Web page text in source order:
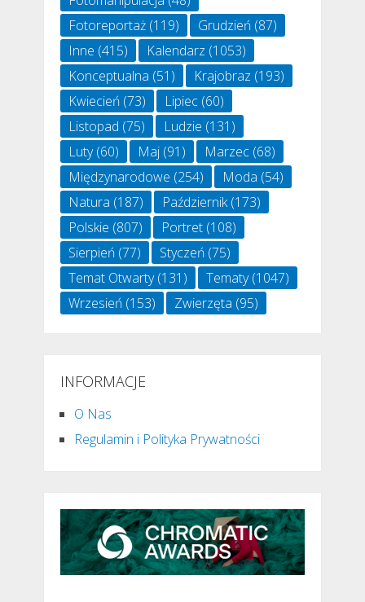
Fotoreportaż(119) Grudzień(87)
Inne (415) Kalendarz (1053)
Konceptualna (51) Krajobraz (193)
Kwiecień(73) Lipiec(60)
Listopad (75) Ludzie (131)
Luty(60) Maj(91) Marzec(68)
Międzynarodowe (254) Moda (54)
Natura (187) Październik(173)
Polskie (807) Portret(108)
Sierpień(77) Styczeń(75)
Temat Otwarty(131) Tematy(1047)
Wrzesień(153) Zwierzęta (95)
INFORMACJE
O Nas
Regulamin i Polityka Prywatności